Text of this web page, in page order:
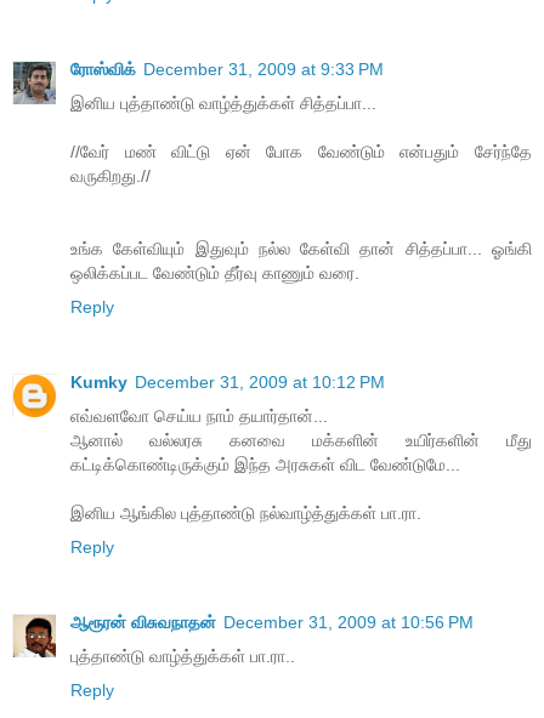
ரோஸ்விக் December 31, 2009 at 9:33 PM
இனிய புத்தாண்டு வாழ்த்துக்கள் சித்தப்பா...
//வேர் மண் விட்டு ஏன் போக வேண்டும் என்பதும் சேர்ந்தே
வருகிறது.//
உங்க கேள்வியும் இதுவும் நல்ல கேள்வி தான் சித்தப்பா... ஓங்கி
ஒலிக்கப்பட வேண்டும் தீர்வு காணும் வரை.
Reply
Kumky December 31, 2009 at 10:12 PM
எவ்வளவோ செய்ய நாம் தயார்தான்...
ஆனால் வல்லரசு கனவை மக்களின் உயிர்களின் மீது
கட்டிக்கொண்டிருக்கும் இந்த அரசுகள் விட வேண்டுமே...
இனிய ஆங்கில புத்தாண்டு நல்வாழ்த்துக்கள் பா.ரா.
Reply
ஆரூரன் விசுவநாதன் December 31, 2009 at 10:56 PM
புத்தாண்டு வாழ்த்துக்கள் பா.ரா..
Reply